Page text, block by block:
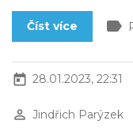
Číst více label
today 28.01.2023, 22:31
perm_identity Jindřich Parýzek